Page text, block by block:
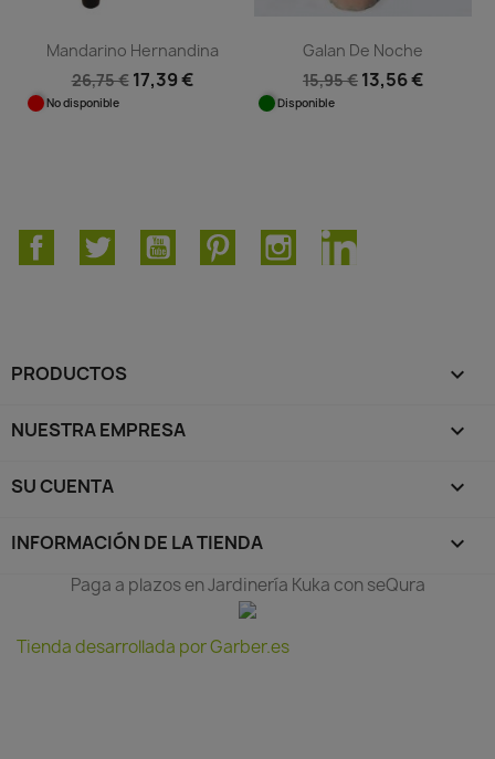
Mandarino Hernandina
26,75 € 17,39 €
No disponible
Galan De Noche
15,95 € 13,56 €
Disponible
FacebookTwitter YouTube PinterestInstagramLinkedIn
PRODUCTOS 
NUESTRA EMPRESA 
SU CUENTA 
INFORMACIÓN DE LA TIENDA keyboard_arrow_down
Paga a plazos en Jardinería Kuka con seQura
Tienda desarrollada por Garber.es